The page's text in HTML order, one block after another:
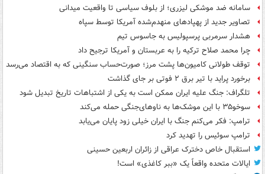
سامانه ضد موشکی لیزری؛ از بلوف سیاسی تا واقعیت میدانی
تصاویر جدید از پهپادهای منهدم‌شده آمریکا توسط سپاه
هشدار سرمربی پرسپولیس به جاسوس تیم
چرا محمد صلاح ترکیه را به عربستان و آمریکا ترجیح داد
توقف طولانی کامیون‌ها پشت مرز؛ صورت‌حساب سنگینی که به اقتصاد می‌رسد
برخورد پراید با تیر برق ۲ فوتی بر جای گذاشت
تلگراف: جنگ علیه ایران ممکن است به یکی از اشتباهات تاریخ تبدیل شود
سوخو۳۵ با این موشک‌ها به ناوهای‌جنگی حمله می‌کند
ترامپ: فکر می‌کنم جنگ با ایران خیلی زود پایان می‌یابد
ترامپ سوئیس را تهدید کرد
استقبال خاص دخترک عراقی از زائران اربعین حسینی
ایالات متحده واقعاً یک «ببر کاغذی» است!